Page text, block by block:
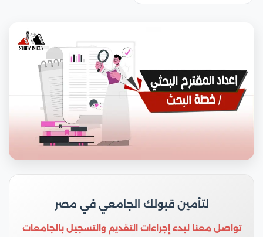
لتأمين قبولك الجامعي في مصر
تواصل معنا لبدء إجراءات التقديم والتسجيل بالجامعات